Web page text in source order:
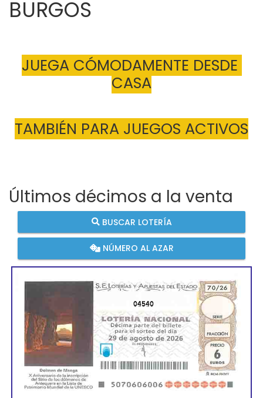
BURGOS
JUEGA CÓMODAMENTE DESDE
CASA
TAMBIÉN PARA JUEGOS ACTIVOS
Últimos décimos a la venta
BUSCAR LOTERÍA
NÚMERO AL AZAR
04540